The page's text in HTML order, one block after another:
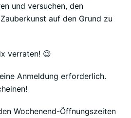
und versuchen, den
auf den Grund zu
verraten! 😉
Anmeldung erforderlich.
Wochenend-Öffnungszeiten